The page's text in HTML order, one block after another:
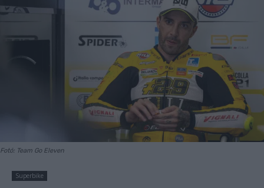
Fotó: Team Go Eleven
Superbike